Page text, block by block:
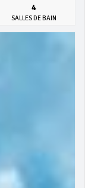
4
SALLES DE BAIN